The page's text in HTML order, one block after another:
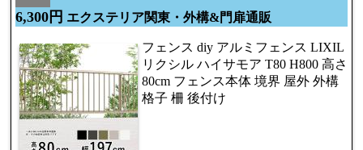
6,300円 エクステリア関東・外構&門扉通販
フェンス diy アルミフェンス LIXIL
リクシル ハイサモア T80 H800 高さ
80cm フェンス本体 境界 屋外 外構
格子 柵 後付け